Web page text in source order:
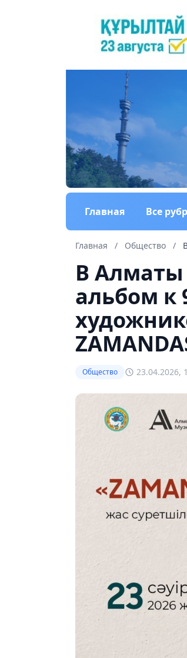
Главная Все
Главная / Общество /
В
альбом к
Общество 23.04.2026,